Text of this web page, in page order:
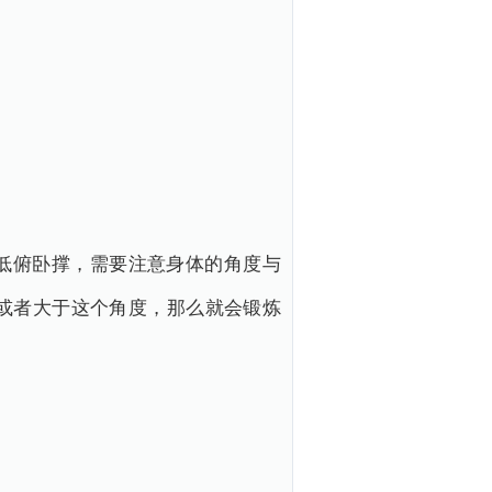
俯卧撑，需要注意身体的角度与
者大于这个角度，那么就会锻炼